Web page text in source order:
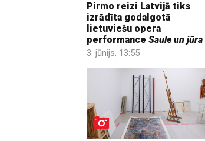
Pirmo reizi Latvijā tiks
izrādīta godalgotā
lietuviešu opera
performance Saule un jūra
3. jūnijs, 13:55